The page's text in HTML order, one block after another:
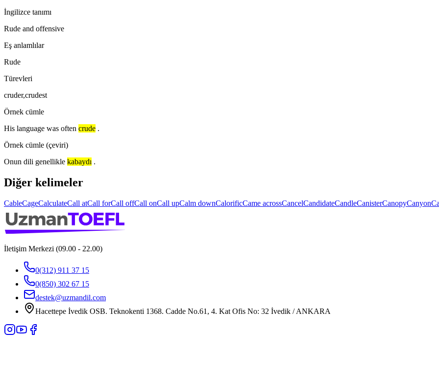
İngilizce tanımı
Rude and offensive
Eş anlamlılar
Rude
Türevleri
cruder,crudest
Örnek cümle
His language was often crude .
Örnek cümle (çeviri)
Onun dili genellikle kabaydı .
Diğer kelimeler
CableCageCalculateCall atCall forCall offCall onCall upCalm downCalorificCame acrossCancelCandidateCandleCanisterCanopyCanyon
İletişim Merkezi (09.00 - 22.00)
0(312) 911 37 15
0(850) 302 67 15
destek@uzmandil.com
Hacettepe İvedik OSB. Teknokenti 1368. Cadde No.61, 4. Kat Ofis No: 32 İvedik / ANKARA